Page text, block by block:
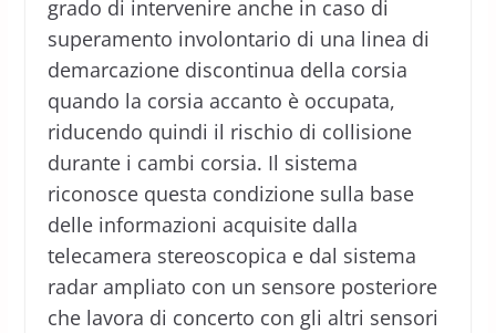
grado di intervenire anche in caso di
superamento involontario di una linea di
demarcazione discontinua della corsia
quando la corsia accanto è occupata,
riducendo quindi il rischio di collisione
durante i cambi corsia. Il sistema
riconosce questa condizione sulla base
delle informazioni acquisite dalla
telecamera stereoscopica e dal sistema
radar ampliato con un sensore posteriore
che lavora di concerto con gli altri sensori